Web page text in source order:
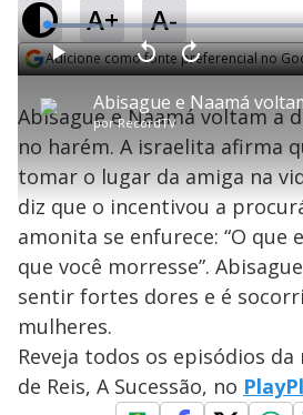
A+ A-
Adicione como fonte preferencial no
P
l
a
y
V
porRecordTV
P V
t
a
r
0
e
n
d
s
A
n
ç
a
r
s
e
u
n
o
s
M
u
d
o
L
o
a
d
e
3
.
9
0
Abisague e Naamá voltam a
no harém. A israelita afirma
tomar o lugar da amiga na
diz que o incentivou a
amonita se enfurece: “O que
que você morresse”.
sentir fortes dores e é
mulheres.
Reveja todos os episódios
de Reis, A Sucessão, no